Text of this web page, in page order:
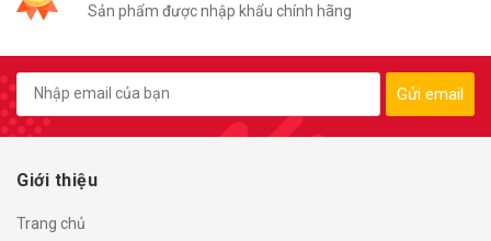
Sản phẩm được nhập khẩu chính hãng
Gửi email
Giới thiệu
Trang chủ